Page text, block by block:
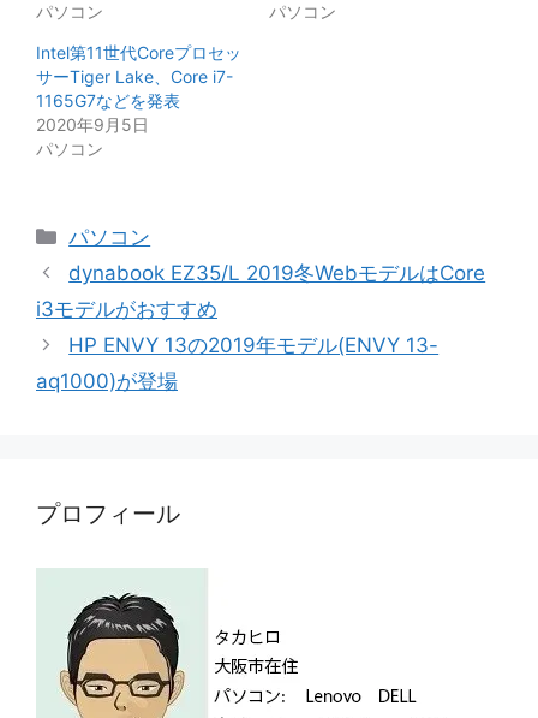
パソコン
パソコン
Intel第11世代Coreプロセッ
サーTiger Lake、Core i7-
1165G7などを発表
2020年9月5日
パソコン
カ
テ
ゴ
リ
ー
パソコン
dynabook EZ35/L 2019冬WebモデルはCore
i3モデルがおすすめ
HP ENVY 13の2019年モデル(ENVY 13-
aq1000)が登場
プロフィール